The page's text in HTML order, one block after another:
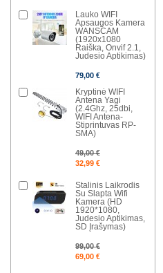
Lauko WIFI
Apsaugos Kamera
WANSCAM
(1920x1080
Raiška, Onvif 2.1,
Judesio Aptikimas)
79,00 €
Kryptinė WIFI
Antena Yagi
(2.4Ghz, 25dbi,
WIFI Antena-
Stiprintuvas RP-
SMA)
49,00 €
32,99 €
Stalinis Laikrodis
Su Slapta Wifi
Kamera (HD
1920*1080,
Judesio Aptikimas,
SD Įrašymas)
99,00 €
69,00 €